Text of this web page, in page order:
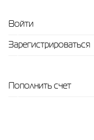
Войти
Зарегистрироваться
Пополнить счет